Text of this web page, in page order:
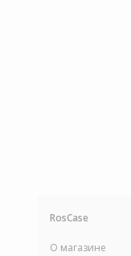
RosCase
О магазине